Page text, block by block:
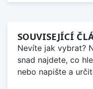
SOUVISEJÍCÍ
Nevíte jak vybrat?
snad najdete, co
nebo napište a